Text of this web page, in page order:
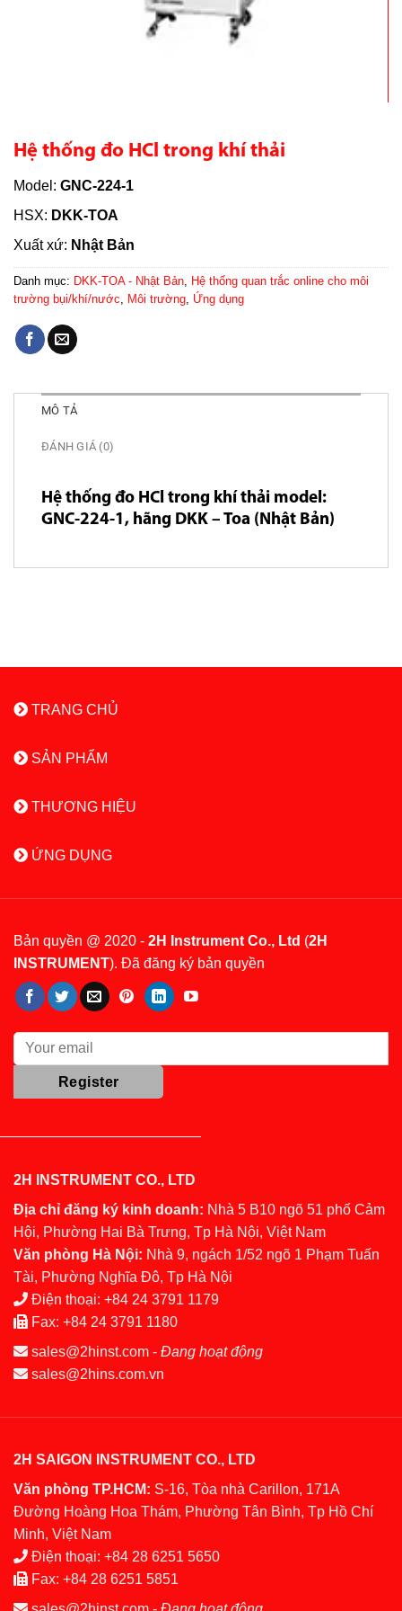
Hệ thống đo HCl trong khí thải
Model: GNC-224-1
HSX: DKK-TOA
Xuất xứ: Nhật Bản
Danh mục: DKK-TOA - Nhật Bản, Hệ thống quan trắc online cho môi
trường bụi/khí/nước, Môi trường, Ứng dụng
MÔ TẢ
ĐÁNH GIÁ (0)
Hệ thống đo HCl trong khí thải model:
GNC-224-1, hãng DKK – Toa (Nhật Bản)
TRANG CHỦ
SẢN PHẨM
THƯƠNG HIỆU
ỨNG DỤNG
Bản quyền @ 2020 - 2H Instrument Co., Ltd (2H
INSTRUMENT). Đã đăng ký bản quyền
2H INSTRUMENT CO., LTD
Địa chỉ đăng ký kinh doanh: Nhà 5 B10 ngõ 51 phố Cảm
Hội, Phường Hai Bà Trưng, Tp Hà Nội, Việt Nam
Văn phòng Hà Nội: Nhà 9, ngách 1/52 ngõ 1 Phạm Tuấn
Tài, Phường Nghĩa Đô, Tp Hà Nội
Điện thoại: +84 24 3791 1179
Fax: +84 24 3791 1180
sales@2hinst.com - Đang hoạt động
sales@2hins.com.vn
2H SAIGON INSTRUMENT CO., LTD
Văn phòng TP.HCM: S-16, Tòa nhà Carillon, 171A
Đường Hoàng Hoa Thám, Phường Tân Bình, Tp Hồ Chí
Minh, Việt Nam
Điện thoại: +84 28 6251 5650
Fax: +84 28 6251 5851